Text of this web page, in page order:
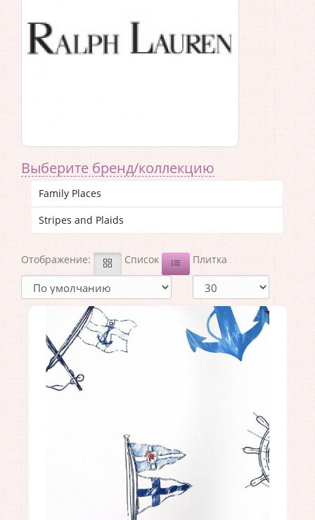
Выберите бренд/коллекцию
Family Places
Stripes and Plaids
Отображение: Список Плитка